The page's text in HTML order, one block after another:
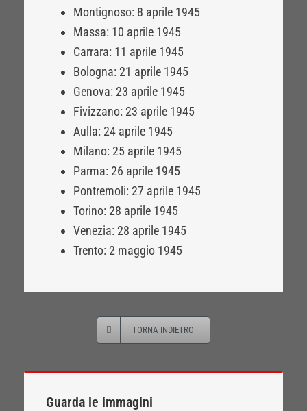
Montignoso: 8 aprile 1945
Massa: 10 aprile 1945
Carrara: 11 aprile 1945
Bologna: 21 aprile 1945
Genova: 23 aprile 1945
Fivizzano: 23 aprile 1945
Aulla: 24 aprile 1945
Milano: 25 aprile 1945
Parma: 26 aprile 1945
Pontremoli: 27 aprile 1945
Torino: 28 aprile 1945
Venezia: 28 aprile 1945
Trento: 2 maggio 1945
TORNA INDIETRO
Guarda le immagini